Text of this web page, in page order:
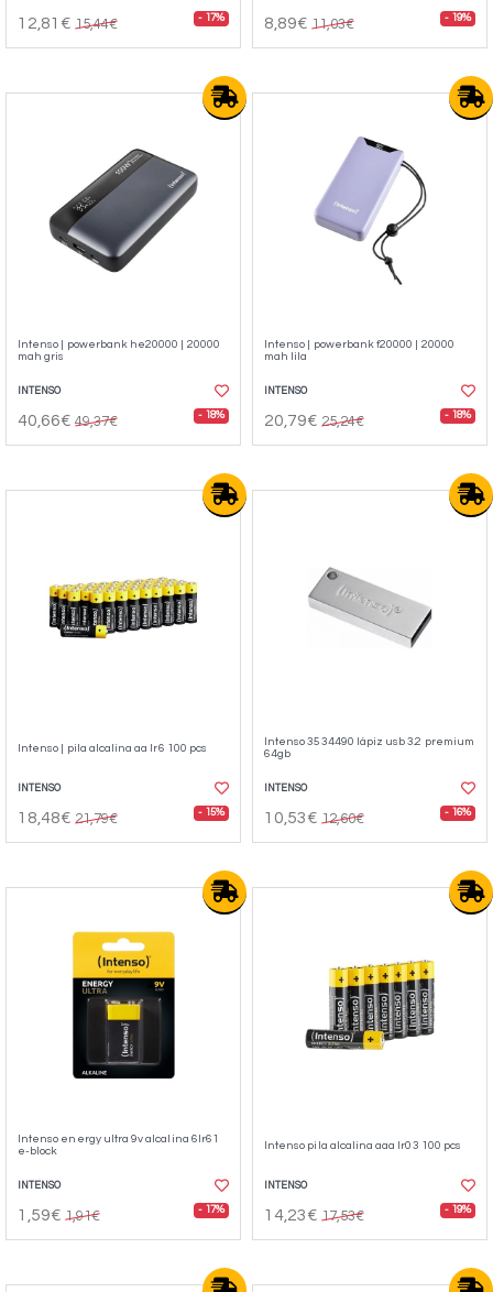
12,81€ 15,44€ - 17% 8,89€ 11,03€ - 19%
Intenso | powerbank he20000 | 20000
mah gris
INTENSO
40,66€ 49,37€ - 18%
Intenso | powerbank f20000 | 20000
mah lila
INTENSO
20,79€ 25,24€ - 18%
Intenso | pila alcalina aa lr6 100 pcs
INTENSO
18,48€ 21,79€ - 15%
Intenso 3534490 lápiz usb 3.2 premium
64gb
INTENSO
10,53€ 12,60€ - 16%
Intenso energy ultra 9v alcalina 6lr61
e-block
INTENSO
1,59€ 1,91€ - 17%
Intenso pila alcalina aaa lr03 100 pcs
INTENSO
14,23€ 17,53€ - 19%